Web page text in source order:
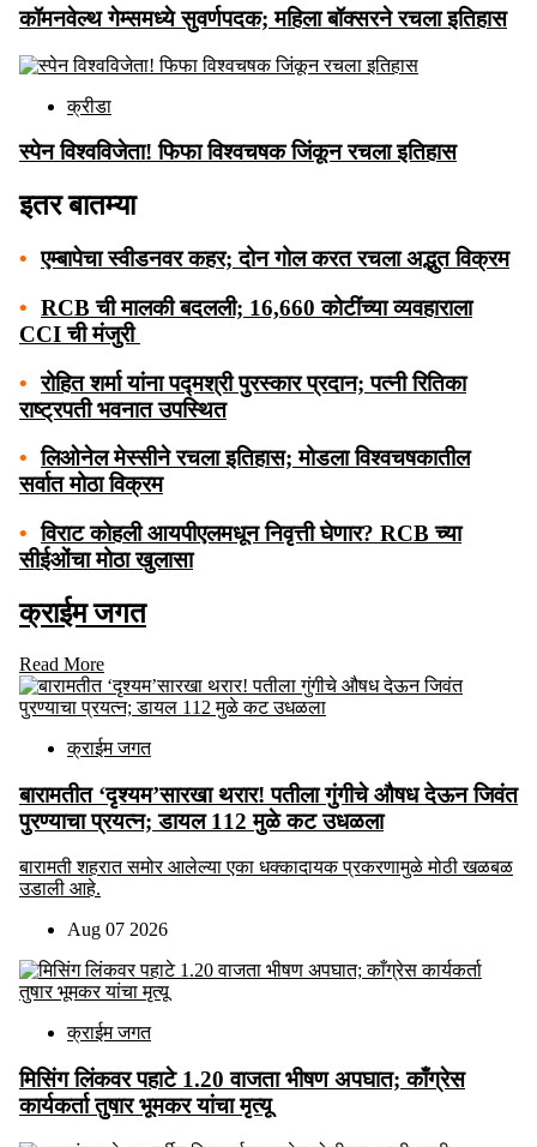
कॉमनवेल्थ गेम्समध्ये सुवर्णपदक; महिला बॉक्सरने रचला इतिहास
क्रीडा
स्पेन विश्वविजेता! फिफा विश्वचषक जिंकून रचला इतिहास
इतर बातम्या
• एम्बापेचा स्वीडनवर कहर; दोन गोल करत रचला अद्भुत विक्रम
• RCB ची मालकी बदलली; 16,660 कोटींच्या व्यवहाराला
CCI ची मंजुरी
• रोहित शर्मा यांना पद्मश्री पुरस्कार प्रदान; पत्नी रितिका
राष्ट्रपती भवनात उपस्थित
• लिओनेल मेस्सीने रचला इतिहास; मोडला विश्वचषकातील
सर्वात मोठा विक्रम
• विराट कोहली आयपीएलमधून निवृत्ती घेणार? RCB च्या
सीईओंचा मोठा खुलासा
क्राईम जगत
Read More
क्राईम जगत
बारामतीत ‘दृश्यम’सारखा थरार! पतीला गुंगीचे औषध देऊन जिवंत
पुरण्याचा प्रयत्न; डायल 112 मुळे कट उधळला
बारामती शहरात समोर आलेल्या एका धक्कादायक प्रकरणामुळे मोठी खळबळ
उडाली आहे.
Aug 07 2026
क्राईम जगत
मिसिंग लिंकवर पहाटे 1.20 वाजता भीषण अपघात; काँग्रेस
कार्यकर्ता तुषार भूमकर यांचा मृत्यू